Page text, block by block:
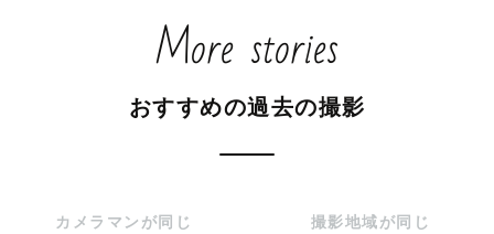
More stories
おすすめの過去の撮影
カメラマンが同じ 撮影地域が同じ